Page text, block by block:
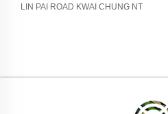
LIN PAI ROAD KWAI CHUNG NT